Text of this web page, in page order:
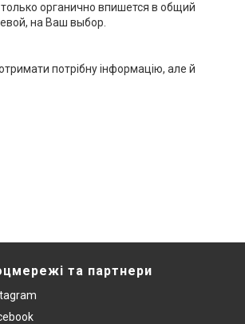
органично впишется в общий
на Ваш выбор.
потрібну інформацію, але й
та партнери